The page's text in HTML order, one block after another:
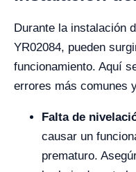
Durante la instalación
YR02084, pueden
funcionamiento. Aquí
errores más comunes
Falta de
causar un
prematuro.